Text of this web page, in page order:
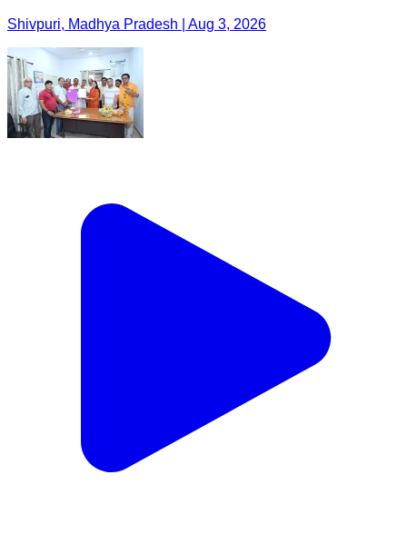
Shivpuri, Madhya Pradesh | Aug 3, 2026